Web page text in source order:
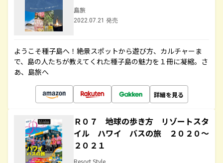
島旅
2022.07.21 発売
ようこそ種子島へ！絶景スポットから遊び方、カルチャーま
で、島の人たちが教えてくれた種子島の魅力を１冊に凝縮。さ
あ、島旅へ
詳細を見る
Ｒ０７ 地球の歩き方 リゾートスタ
イル ハワイ バスの旅 ２０２０～
２０２１
Resort Style